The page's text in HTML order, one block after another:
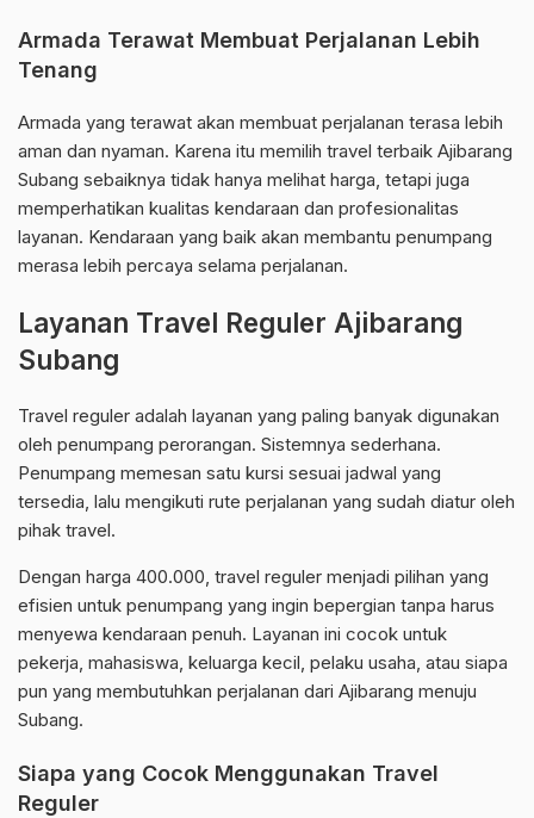
Armada Terawat Membuat Perjalanan Lebih
Tenang
Armada yang terawat akan membuat perjalanan terasa lebih
aman dan nyaman. Karena itu memilih travel terbaik Ajibarang
Subang sebaiknya tidak hanya melihat harga, tetapi juga
memperhatikan kualitas kendaraan dan profesionalitas
layanan. Kendaraan yang baik akan membantu penumpang
merasa lebih percaya selama perjalanan.
Layanan Travel Reguler Ajibarang
Subang
Travel reguler adalah layanan yang paling banyak digunakan
oleh penumpang perorangan. Sistemnya sederhana.
Penumpang memesan satu kursi sesuai jadwal yang
tersedia, lalu mengikuti rute perjalanan yang sudah diatur oleh
pihak travel.
Dengan harga 400.000, travel reguler menjadi pilihan yang
efisien untuk penumpang yang ingin bepergian tanpa harus
menyewa kendaraan penuh. Layanan ini cocok untuk
pekerja, mahasiswa, keluarga kecil, pelaku usaha, atau siapa
pun yang membutuhkan perjalanan dari Ajibarang menuju
Subang.
Siapa yang Cocok Menggunakan Travel
Reguler